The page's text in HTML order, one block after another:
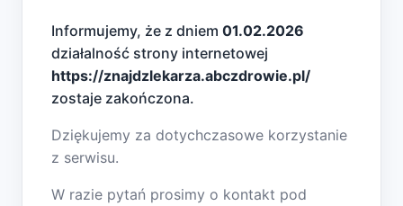
Informujemy, że z dniem 01.02.2026
działalność strony internetowej
https://znajdzlekarza.abczdrowie.pl/
zostaje zakończona.
Dziękujemy za dotychczasowe korzystanie
z serwisu.
W razie pytań prosimy o kontakt pod